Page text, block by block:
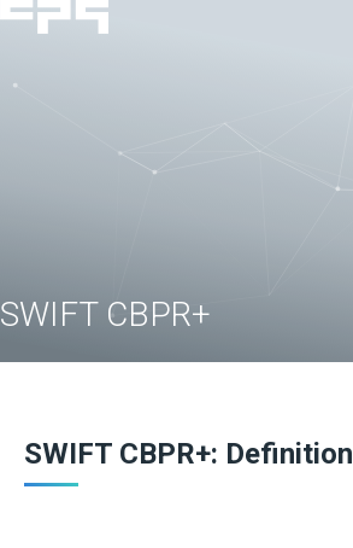
SWIFT CBPR+
SWIFT CBPR+: Definition